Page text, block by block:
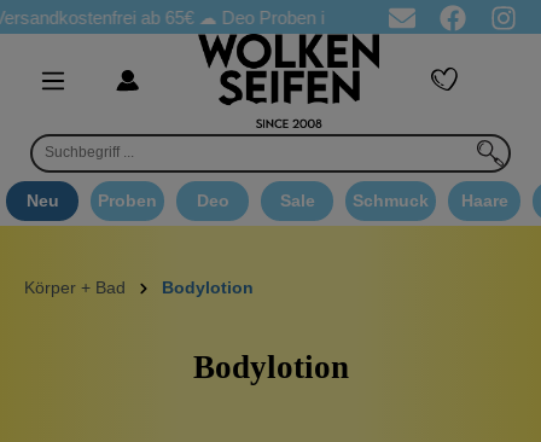
ab 65€☁ Deo Proben in jeder Bestellung ☁ Goodie
Neu Proben Deo Sale Schmuck Haare
Körper + Bad Bodylotion
Bodylotion